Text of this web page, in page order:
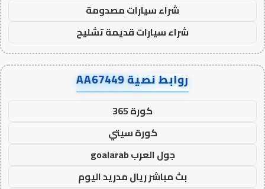
شراء سيارات مصدومة
شراء سيارات قديمة تشليح
روابط نصية AA67449
كورة 365
كورة سيتي
جول العرب goalarab
بث مباشر ريال مدريد اليوم